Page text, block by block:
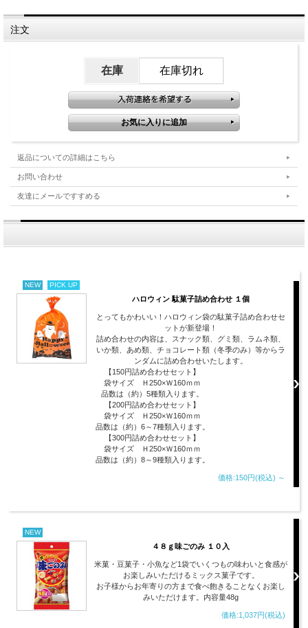
注文
在庫 在庫切れ
返品についての詳細はこちら
お問い合わせ
友達にメールですすめる
NEW PICK UP
ハロウィン 駄菓子詰め合わせ １個
とってもかわいい！ハロウィン袋の駄菓子詰め合わせセ
ットが新登場！
詰め合わせの内容は、スナック類、グミ類、ラムネ類、
いか類、あめ類、チョコレート類（冬季のみ）等からラ
ンダムに詰め合わせいたします。
【150円詰め合わせセット】
袋サイズ Ｈ250×Ｗ160ｍｍ
品数は（約）5種類入ります。
【200円詰め合わせセット】
袋サイズ Ｈ250×Ｗ160ｍｍ
品数は（約）6～7種類入ります。
【300円詰め合わせセット】
袋サイズ Ｈ250×Ｗ160ｍｍ
品数は（約）8～9種類入ります。
価格:150円(税込) ～
NEW
４８ｇ味ごのみ １０入
米菓・豆菓子・小魚など1袋でいくつもの味わいと食感が
お楽しみいただけるミックス菓子です。
お子様からお年寄りの方まで食べ飽きることなくお楽し
みいただけます。内容量48g
価格:1,037円(税込)